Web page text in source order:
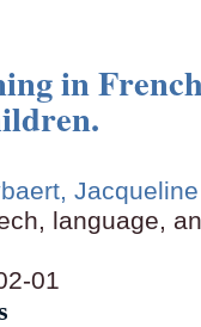
in
Jacqueline
language,
01